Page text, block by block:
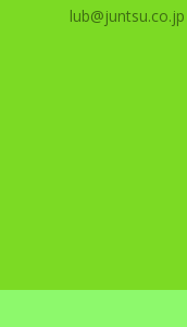
lub@juntsu.co.jp